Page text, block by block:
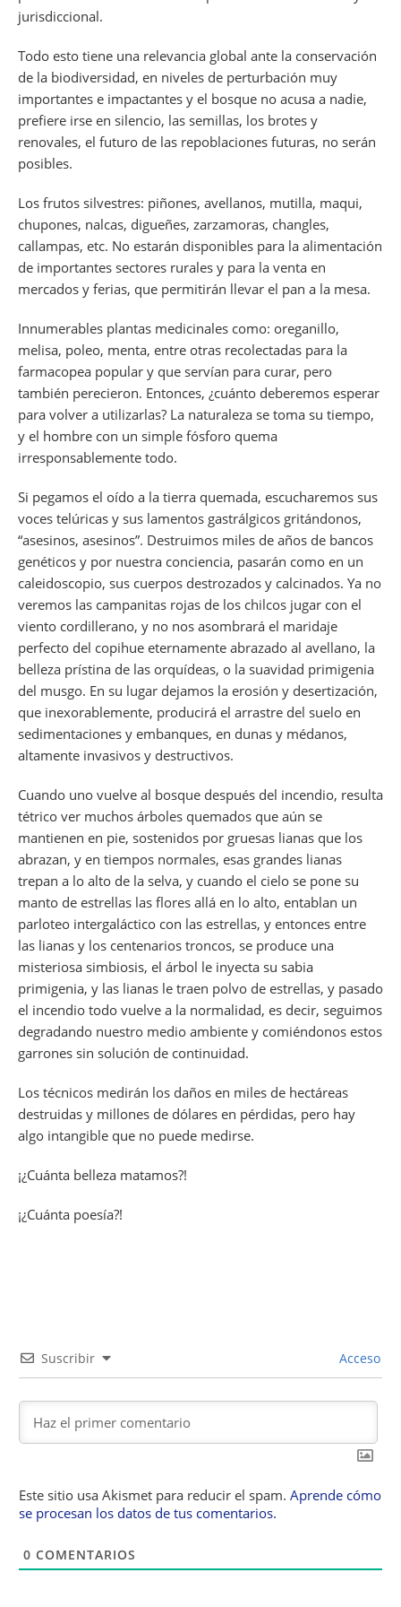
jurisdiccional.
Todo esto tiene una relevancia global ante la conservación
de la biodiversidad, en niveles de perturbación muy
importantes e impactantes y el bosque no acusa a nadie,
prefiere irse en silencio, las semillas, los brotes y
renovales, el futuro de las repoblaciones futuras, no serán
posibles.
Los frutos silvestres: piñones, avellanos, mutilla, maqui,
chupones, nalcas, digueñes, zarzamoras, changles,
callampas, etc. No estarán disponibles para la alimentación
de importantes sectores rurales y para la venta en
mercados y ferias, que permitirán llevar el pan a la mesa.
Innumerables plantas medicinales como: oreganillo,
melisa, poleo, menta, entre otras recolectadas para la
farmacopea popular y que servían para curar, pero
también perecieron. Entonces, ¿cuánto deberemos esperar
para volver a utilizarlas? La naturaleza se toma su tiempo,
y el hombre con un simple fósforo quema
irresponsablemente todo.
Si pegamos el oído a la tierra quemada, escucharemos sus
voces telúricas y sus lamentos gastrálgicos gritándonos,
“asesinos, asesinos”. Destruimos miles de años de bancos
genéticos y por nuestra conciencia, pasarán como en un
caleidoscopio, sus cuerpos destrozados y calcinados. Ya no
veremos las campanitas rojas de los chilcos jugar con el
viento cordillerano, y no nos asombrará el maridaje
perfecto del copihue eternamente abrazado al avellano, la
belleza prístina de las orquídeas, o la suavidad primigenia
del musgo. En su lugar dejamos la erosión y desertización,
que inexorablemente, producirá el arrastre del suelo en
sedimentaciones y embanques, en dunas y médanos,
altamente invasivos y destructivos.
Cuando uno vuelve al bosque después del incendio, resulta
tétrico ver muchos árboles quemados que aún se
mantienen en pie, sostenidos por gruesas lianas que los
abrazan, y en tiempos normales, esas grandes lianas
trepan a lo alto de la selva, y cuando el cielo se pone su
manto de estrellas las flores allá en lo alto, entablan un
parloteo intergaláctico con las estrellas, y entonces entre
las lianas y los centenarios troncos, se produce una
misteriosa simbiosis, el árbol le inyecta su sabia
primigenia, y las lianas le traen polvo de estrellas, y pasado
el incendio todo vuelve a la normalidad, es decir, seguimos
degradando nuestro medio ambiente y comiéndonos estos
garrones sin solución de continuidad.
Los técnicos medirán los daños en miles de hectáreas
destruidas y millones de dólares en pérdidas, pero hay
algo intangible que no puede medirse.
¡¿Cuánta belleza matamos?!
¡¿Cuánta poesía?!
Suscribir Acceso
Este sitio usa Akismet para reducir el spam. Aprende cómo
se procesan los datos de tus comentarios.
0 COMENTARIOS